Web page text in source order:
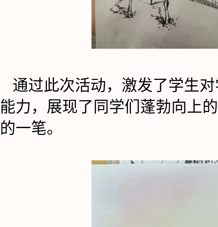
通过此次活动，激发了学生
能力，展现了同学们蓬勃向上
的一笔。